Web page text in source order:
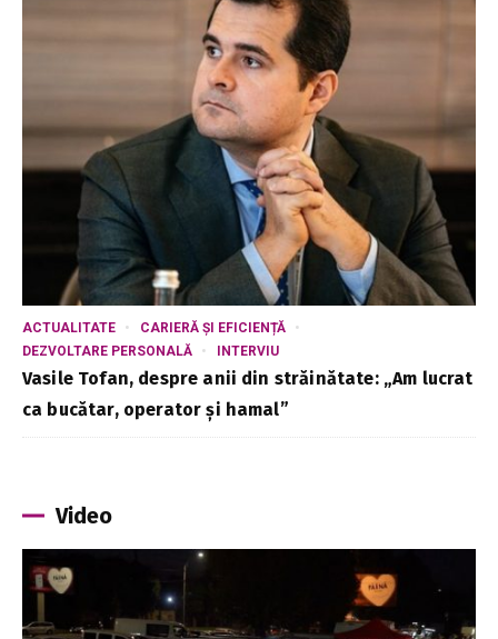
ACTUALITATE
CARIERĂ ȘI EFICIENȚĂ
DEZVOLTARE PERSONALĂ
INTERVIU
Vasile Tofan, despre anii din străinătate: „Am lucrat
ca bucătar, operator și hamal”
Video